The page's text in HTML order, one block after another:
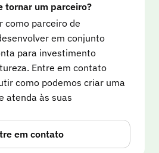
satélite.
informações detalhadas
e ambiental de seus
transparência e
esforços. Uma
para a Climeworks é o
- compartilhando várias
selecionados.
tornar um parceiro?
como parceiro de
em conjunto
para investimento
Entre em contato
como podemos criar uma
atenda às suas
em contato